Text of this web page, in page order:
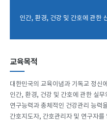
인간, 환경, 건강 및 간호에 관한
교육목적
대한민국의 교육이념과 기독교 정신
인간, 환경, 건강 및 간호에 관한 실
연구능력과 총체적인 건강관리 능력
간호지도자, 간호관리자 및 연구자를